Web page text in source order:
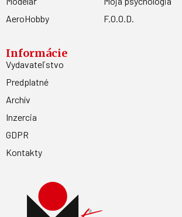
AeroHobby
F.O.O.D.
Informácie
Vydavateľstvo
Predplatné
Archív
Inzercia
GDPR
Kontakty